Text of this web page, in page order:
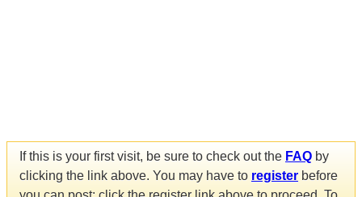
If this is your first visit, be sure to check out the FAQ by
clicking the link above. You may have to register before